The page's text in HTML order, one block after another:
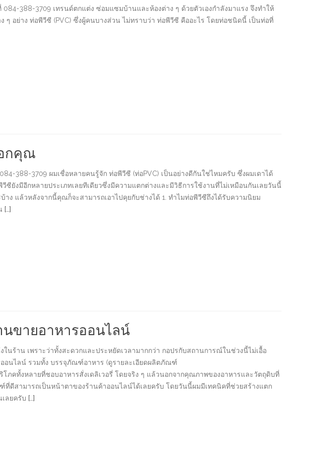
388-3709 เทรนด์ตกแต่ง ซ่อมแซมบ้านและห้องต่าง ๆ ด้วยตัวเองกำลังมาแรง จึงทำให้
อย่าง ท่อพีวีซี (PVC) ซึ่งผู้คนบางส่วน ไม่ทราบว่า ท่อพีวีซี คืออะไร โดยท่อชนิดนี้ เป็นท่อที่
กคุณ
388-3709 ผมเชื่อหลายคนรู้จัก ท่อพีวีซี (ท่อPVC) เป็นอย่างดีกันใช่ไหมครับ ซึ่งผมเดาได้
ยังมีอีกหลายประเภทเลยทีเดียวซึ่งมีความแตกต่างและมีวิธีการใช้งานที่ไม่เหมือนกันเลยวันนี้
ง แล้วหลังจากนี้คุณก็จะสามารถเอาไปคุยกับช่างได้ 1. ทำไมท่อพีวีซีถึงได้รับความนิยม
[…]
ขายอาหารออนไลน์
ร้าน เพราะว่าทั้งสะดวกและประหยัดเวลามากกว่า กอปรกับสถานการณ์ในช่วงนี้ไม่เอื้อ
อนไลน์ รวมทั้ง บรรจุภัณฑ์อาหาร (ดูรายละเอียดผลิตภัณฑ์
ภคทั้งหลายที่ชอบอาหารสั่งเดลิเวอรี่ โดยจริง ๆ แล้วนอกจากคุณภาพของอาหารและวัตถุดิบที่
สามารถเป็นหน้าตาของร้านค้าออนไลน์ได้เลยครับ โดยวันนี้ผมมีเทคนิคที่ช่วยสร้างแตก
ลยครับ […]